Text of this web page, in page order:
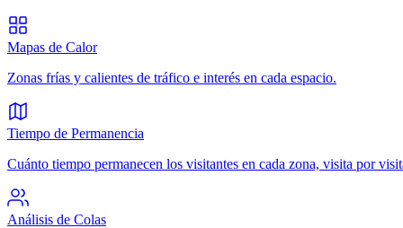
Mapas de Calor
Zonas frías y calientes de tráfico e interés en cada espacio.
Tiempo de Permanencia
Cuánto tiempo permanecen los visitantes en cada zona, visita por
Análisis de Colas